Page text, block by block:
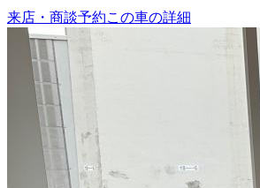
来店・商談予約この車の詳細